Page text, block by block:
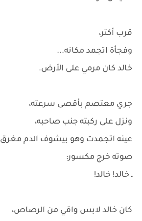
قرب أكتر،
وفجأة اتجمد مكانه...
خالد كان مرمي على الأرض.
جري معتصم بأقصى سرعته،
ونزل على ركبته جنب صاحبه،
عينه اتجمدت وهو بيشوف الدم مغرق
صوته خرج مكسور:
ـ خالد! خالد!
كان خالد لابس واقي من الرصاص،